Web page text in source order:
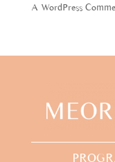
A WordPress